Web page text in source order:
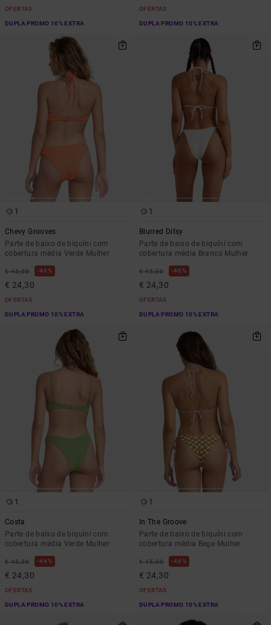
OFERTAS
DUPLA PROMO 10% EXTRA
OFERTAS
DUPLA PROMO 10% EXTRA
1
Chevy Grooves
Parte de baixo de biquíni com
cobertura média Verde Mulher
€ 45,00 46%
€ 24,30
OFERTAS
DUPLA PROMO 10% EXTRA
1
Blurred Ditsy
Parte de baixo de biquíni com
cobertura média Branco Mulher
€ 45,00 46%
€ 24,30
OFERTAS
DUPLA PROMO 10% EXTRA
1
Costa
Parte de baixo de biquíni com
cobertura média Verde Mulher
€ 45,00 46%
€ 24,30
OFERTAS
DUPLA PROMO 10% EXTRA
1
In The Groove
Parte de baixo de biquíni com
cobertura média Bege Mulher
€ 45,00 46%
€ 24,30
OFERTAS
DUPLA PROMO 10% EXTRA